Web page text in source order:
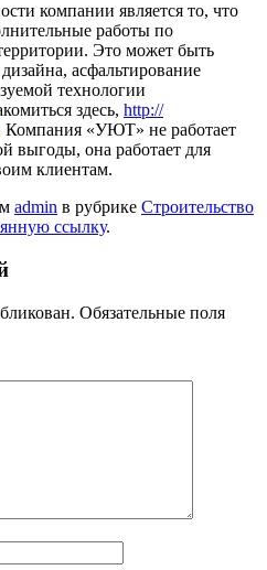
компании является то, что
работы по
Это может быть
асфальтирование
технологии
здесь, http://
Компания «УЮТ» не работает
выгоды, она работает для
клиентам.
admin в рубрике Строительство
ссылку.
Обязательные поля